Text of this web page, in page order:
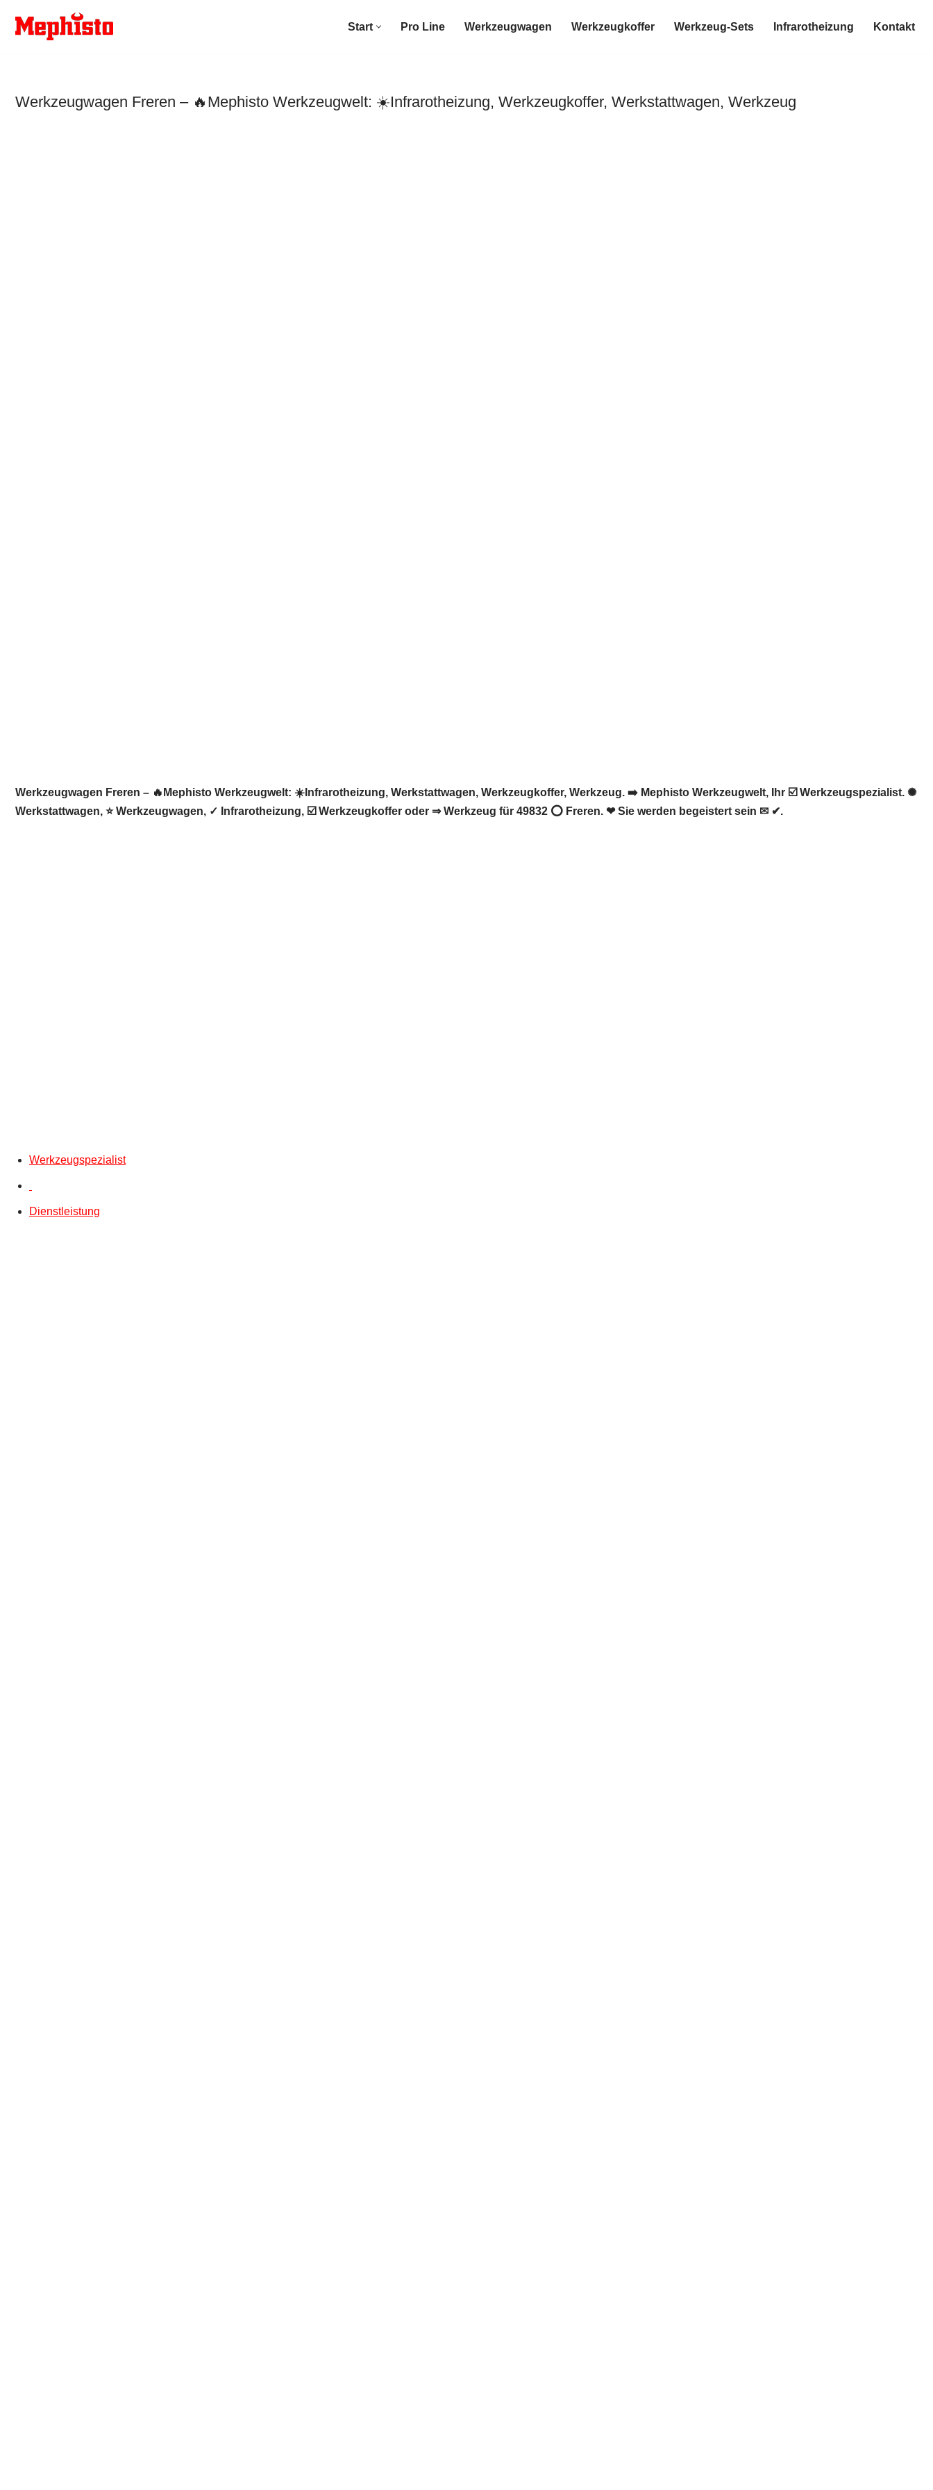
Zum
Start Pro Line Werkzeugwagen Werkzeugkoffer Werkzeug-Sets Infrarotheizung Kontakt
Werkzeugwagen Freren – 🔥Mephisto Werkzeugwelt: ☀️Infrarotheizung, Werkzeugkoffer, Werkstattwagen, Werkzeug
Werkzeugwagen Freren – 🔥Mephisto Werkzeugwelt: ☀️Infrarotheizung, Werkstattwagen, Werkzeugkoffer, Werkzeug. ➡️ Mephisto Werkzeugwelt, Ihr ☑️ Werkzeugspezialist. ✺
Werkstattwagen, ⭐ Werkzeugwagen, ✓ Infrarotheizung, ☑️ Werkzeugkoffer oder ⇒ Werkzeug für 49832 ⭕ Freren. ❤ Sie werden begeistert sein ✉ ✔.
Werkzeugspezialist
Dienstleistung